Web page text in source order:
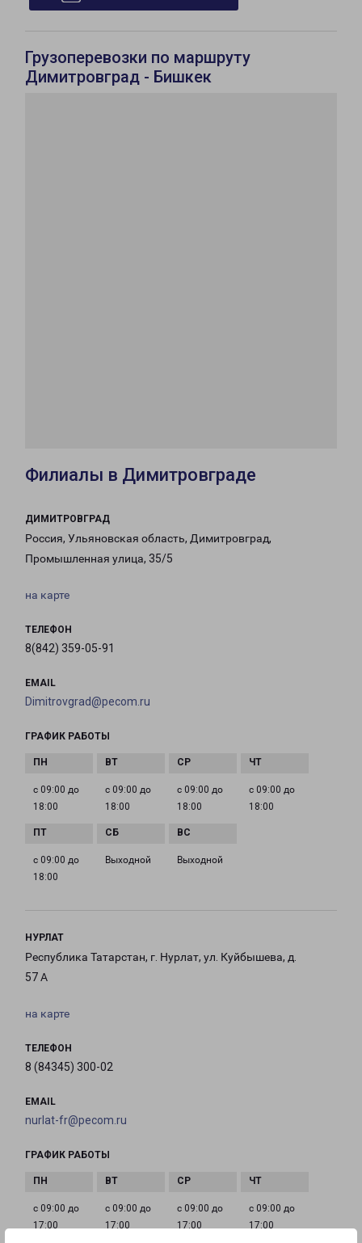
Грузоперевозки по маршруту
Димитровград - Бишкек
Филиалы в Димитровграде
ДИМИТРОВГРАД
Россия, Ульяновская область, Димитровград,
Промышленная улица, 35/5
на карте
ТЕЛЕФОН
8(842) 359-05-91
EMAIL
Dimitrovgrad@pecom.ru
ГРАФИК РАБОТЫ
с 09:00 до
18:00
с 09:00 до
18:00
с 09:00 до
18:00
с 09:00 до
18:00
с 09:00 до
18:00
Выходной Выходной
НУРЛАТ
Республика Татарстан, г. Нурлат, ул. Куйбышева, д.
57 А
на карте
ТЕЛЕФОН
8 (84345) 300-02
EMAIL
nurlat-fr@pecom.ru
ГРАФИК РАБОТЫ
с 09:00 до
17:00
с 09:00 до
17:00
с 09:00 до
17:00
с 09:00 до
17:00